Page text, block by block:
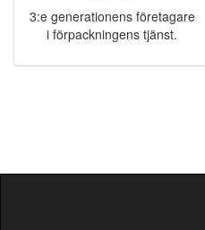
3:e generationens företagare
i förpackningens tjänst.